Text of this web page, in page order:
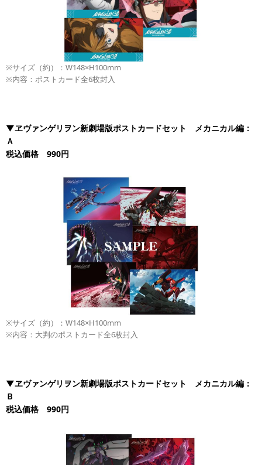
※サイズ（約）：W148×H100mm
※内容：ポストカード全6枚封入
▼ヱヴァンゲリヲン新劇場版ポストカードセット メカニカル編：
Ａ
税込価格 990円
※サイズ（約）：W148×H100mm
※内容：大判のポストカード全6枚封入
▼ヱヴァンゲリヲン新劇場版ポストカードセット メカニカル編：
Ｂ
税込価格 990円